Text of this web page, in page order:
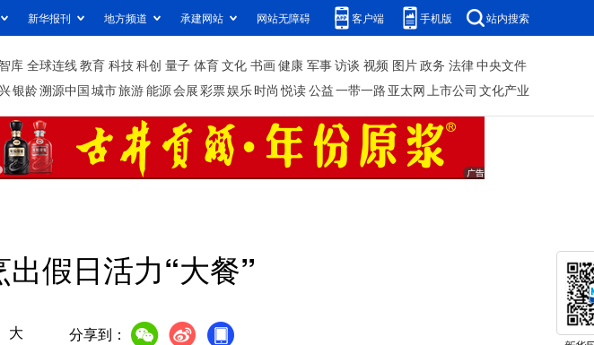
新华报刊 地方频道 承建网站 网站无障碍 客户端 手机版 站内搜索
库 全球连线教育 科技科创 量子 体育文化 书画健康 军事访谈 视频 图片政务 法律中央文件
银龄溯源中国城市旅游能源会展彩票娱乐时尚 悦读公益一带一路 亚太网上市公司 文化产业
假日活力“大餐”
大 分享到：